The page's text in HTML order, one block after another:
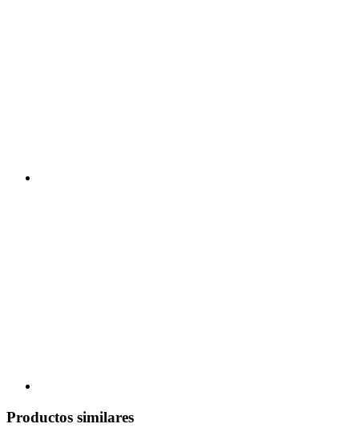
Productos similares